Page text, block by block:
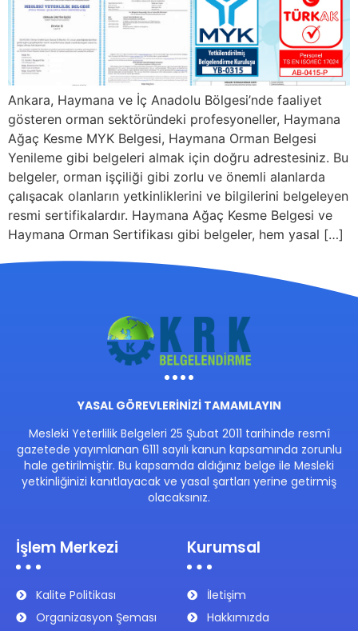
Ankara, Haymana ve İç Anadolu Bölgesi’nde faaliyet
gösteren orman sektöründeki profesyoneller, Haymana
Ağaç Kesme MYK Belgesi, Haymana Orman Belgesi
Yenileme gibi belgeleri almak için doğru adrestesiniz. Bu
belgeler, orman işçiliği gibi zorlu ve önemli alanlarda
çalışacak olanların yetkinliklerini ve bilgilerini belgeleyen
resmi sertifikalardır. Haymana Ağaç Kesme Belgesi ve
Haymana Orman Sertifikası gibi belgeler, hem yasal […]
YASAL GÖREVLERİNİZİ TAMAMLAYIN
Mesleki Yeterlilik Belgeleri 25 Şubat 2011 tarihinde resmî
gazetede yayımlanan 6111 sayılı kanun kapsamında zorunlu
hale getirilmiştir. Bu kapsamda aldığınız belge ile Mesleki
yetkinliğinizi kanıtlayacak ve yasal şartları yerine getirmiş
olacaksınız.
İşlem Merkezi
Kalite Politikası
Organizasyon Şeması
Kurumsal
İletişim
Hakkımızda